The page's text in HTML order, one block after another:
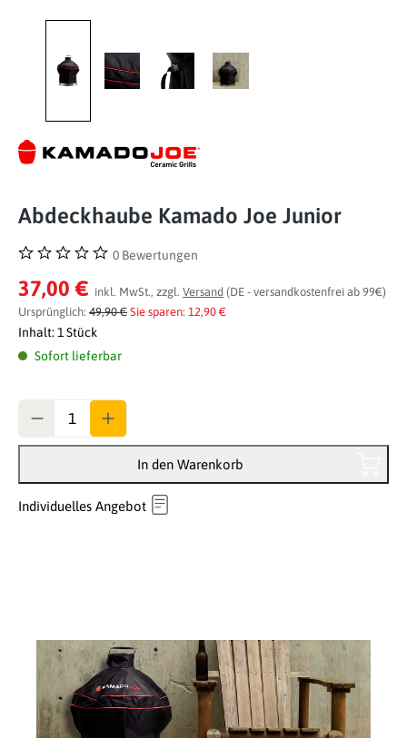
Abdeckhaube Kamado Joe Junior
Durchschnittliche Bewertung von 0 von 5 Sternen
0 Bewertungen
37,00 € inkl. MwSt., zzgl. Versand (DE - versandkostenfrei ab 99€)
Ursprünglich: 49,90 € Sie sparen: 12,90 €
Inhalt: 1 Stück
Sofort lieferbar
In den Warenkorb
Individuelles Angebot